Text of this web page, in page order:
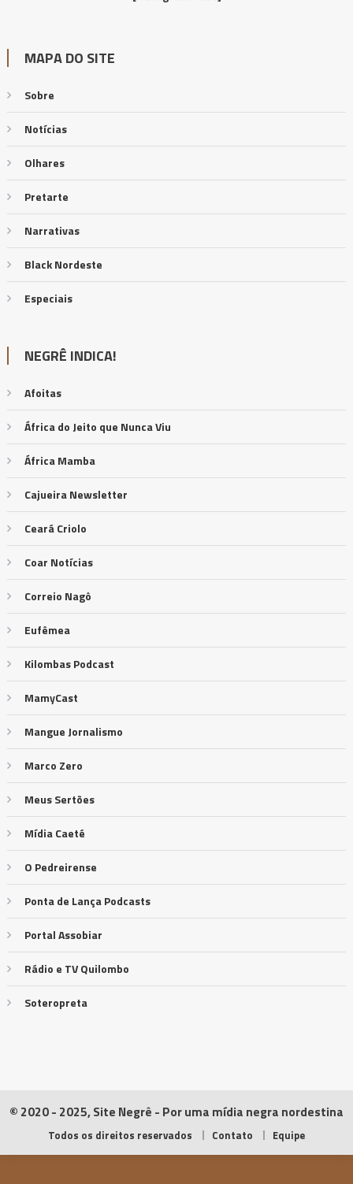
MAPA DO SITE
Sobre
Notícias
Olhares
Pretarte
Narrativas
Black Nordeste
Especiais
NEGRÊ INDICA!
Afoitas
África do Jeito que Nunca Viu
África Mamba
Cajueira Newsletter
Ceará Criolo
Coar Notícias
Correio Nagô
Eufêmea
Kilombas Podcast
MamyCast
Mangue Jornalismo
Marco Zero
Meus Sertões
Mídia Caeté
O Pedreirense
Ponta de Lança Podcasts
Portal Assobiar
Rádio e TV Quilombo
Soteropreta
© 2020 - 2025, Site Negrê - Por uma mídia negra nordestina
Todos os direitos reservados Contato Equipe